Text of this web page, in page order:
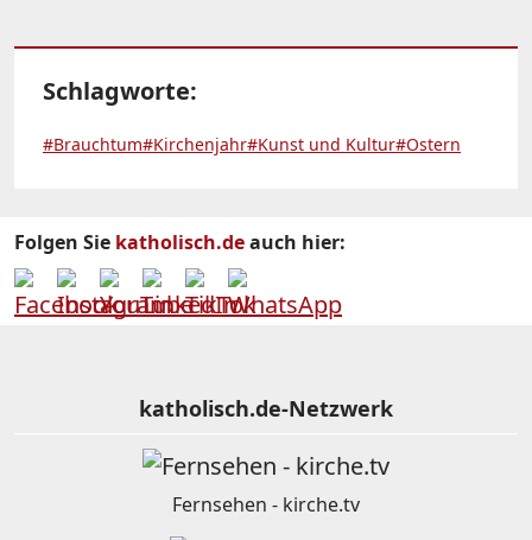
Schlagworte:
#Brauchtum#Kirchenjahr#Kunst und Kultur#Ostern
Folgen Sie katholisch.deauch hier:
katholisch.de-Netzwerk
Fernsehen - kirche.tv